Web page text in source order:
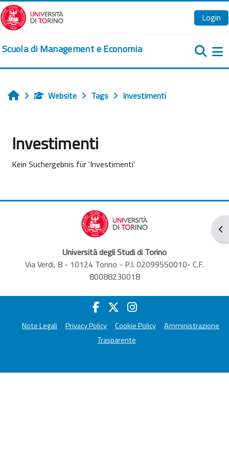
Zum Hauptinhalt
Login
Scuola di Management e Economia
Startseite
Website Tags Investimenti
Investimenti
Kein Suchergebnis für 'Investimenti'
Università degli Studi di Torino
Via Verdi, 8 - 10124 Torino - P.I. 02099550010- C.F.
80088230018
Note Legali Privacy Policy Cookie Policy
Amministrazione
Trasparente